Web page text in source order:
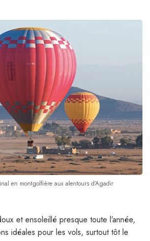
en montgolfière aux alentours d’Agadir
et ensoleillé presque toute l’année,
idéales pour les vols, surtout tôt le